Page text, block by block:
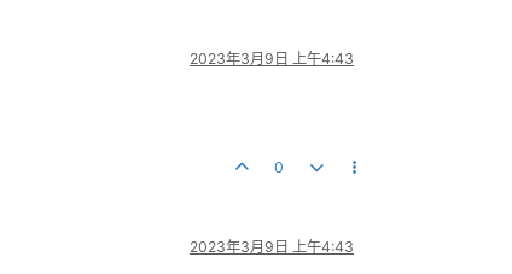
2023年3月9日 上午4:43
0
2023年3月9日 上午4:43